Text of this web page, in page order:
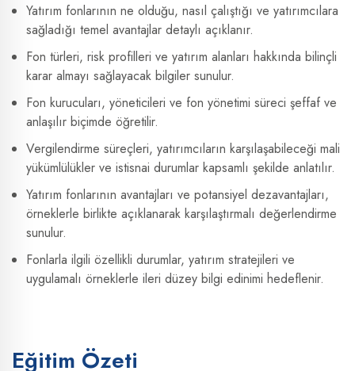
Yatırım fonlarının ne olduğu, nasıl çalıştığı ve yatırımcılara
sağladığı temel avantajlar detaylı açıklanır.
Fon türleri, risk profilleri ve yatırım alanları hakkında bilinçli
karar almayı sağlayacak bilgiler sunulur.
Fon kurucuları, yöneticileri ve fon yönetimi süreci şeffaf ve
anlaşılır biçimde öğretilir.
Vergilendirme süreçleri, yatırımcıların karşılaşabileceği mali
yükümlülükler ve istisnai durumlar kapsamlı şekilde anlatılır.
Yatırım fonlarının avantajları ve potansiyel dezavantajları,
örneklerle birlikte açıklanarak karşılaştırmalı değerlendirme
sunulur.
Fonlarla ilgili özellikli durumlar, yatırım stratejileri ve
uygulamalı örneklerle ileri düzey bilgi edinimi hedeflenir.
Eğitim Özeti